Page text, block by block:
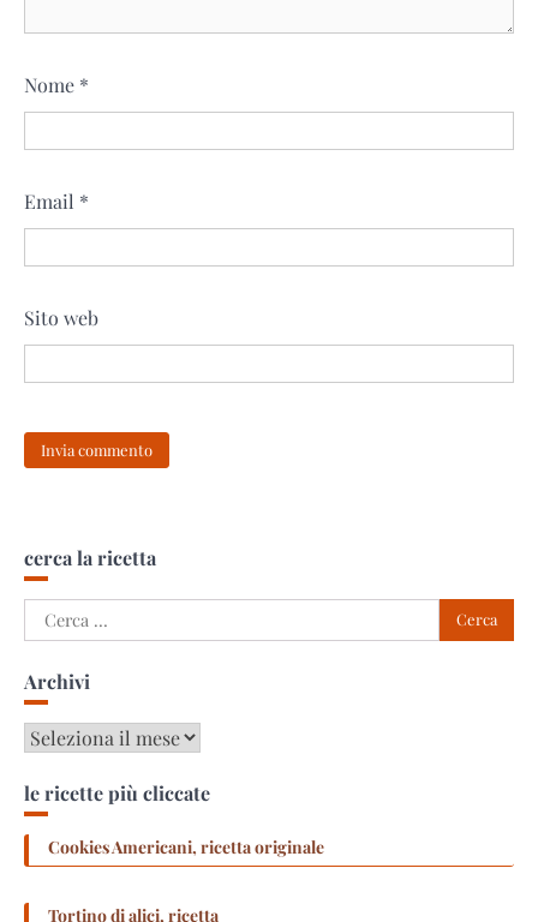
Nome *
Email *
Sito web
cerca la ricetta
Ricerca
per:
Archivi
Archivi
le ricette più cliccate
Cookies Americani, ricetta originale
Tortino di alici, ricetta